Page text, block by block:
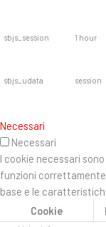
sbjs_session 1 hour
sbjs_udata session
Necessari
Necessari
I cookie necessari
funzioni
base e le
Cookie